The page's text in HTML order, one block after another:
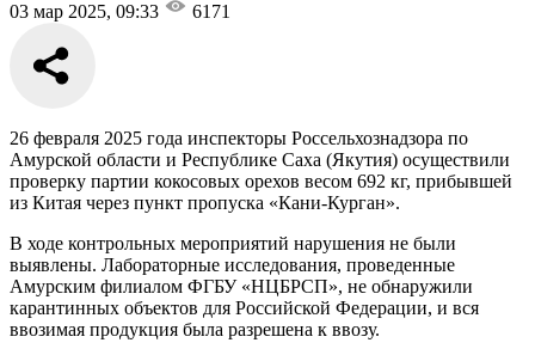
03 мар 2025, 09:33 6171
26 февраля 2025 года инспекторы Россельхознадзора по
Амурской области и Республике Саха (Якутия) осуществили
проверку партии кокосовых орехов весом 692 кг, прибывшей
из Китая через пункт пропуска «Кани-Курган».
В ходе контрольных мероприятий нарушения не были
выявлены. Лабораторные исследования, проведенные
Амурским филиалом ФГБУ «НЦБРСП», не обнаружили
карантинных объектов для Российской Федерации, и вся
ввозимая продукция была разрешена к ввозу.